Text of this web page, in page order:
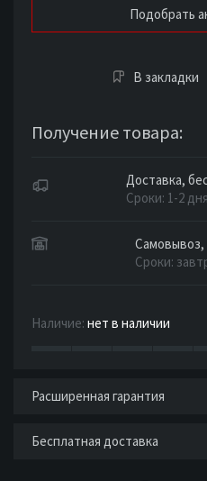
Подобрать
В закладки
Получение товара:
Доставка,
Сроки: 1-2 дня
Самовывоз,
Сроки:
Наличие: нет в наличии
Расширенная гарантия
Бесплатная доставка